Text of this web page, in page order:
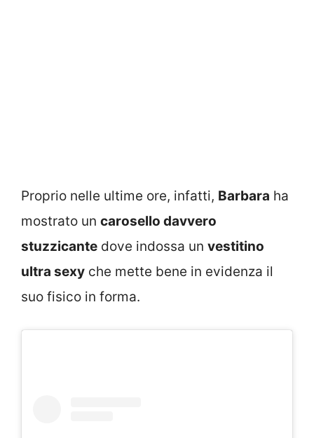
Proprio nelle ultime ore, infatti, Barbara ha
mostrato un carosello davvero
stuzzicante dove indossa un vestitino
ultra sexy che mette bene in evidenza il
suo fisico in forma.